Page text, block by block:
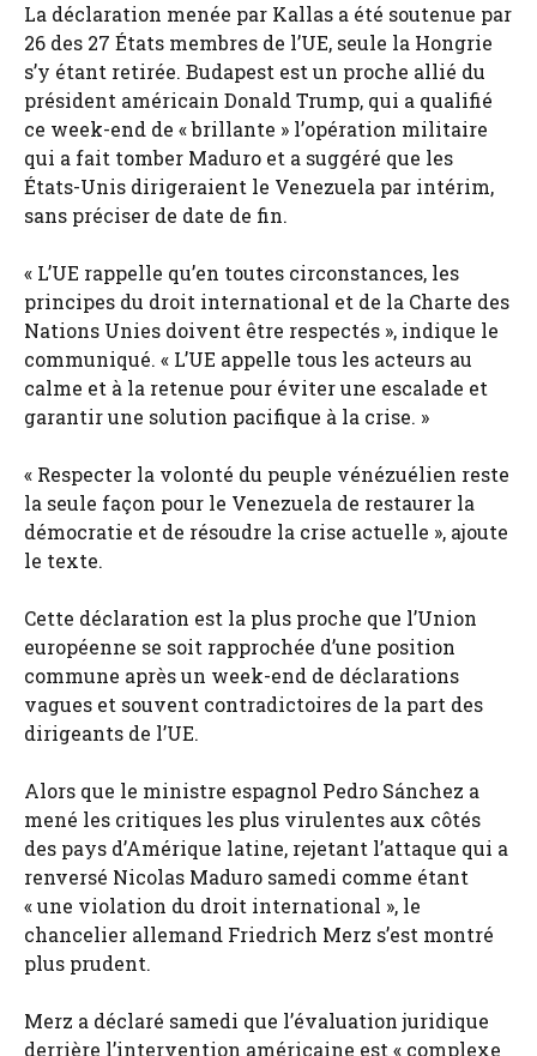
La déclaration menée par Kallas a été soutenue par
26 des 27 États membres de l’UE, seule la Hongrie
s’y étant retirée. Budapest est un proche allié du
président américain Donald Trump, qui a qualifié
ce week-end de « brillante » l’opération militaire
qui a fait tomber Maduro et a suggéré que les
États-Unis dirigeraient le Venezuela par intérim,
sans préciser de date de fin.
« L’UE rappelle qu’en toutes circonstances, les
principes du droit international et de la Charte des
Nations Unies doivent être respectés », indique le
communiqué. « L’UE appelle tous les acteurs au
calme et à la retenue pour éviter une escalade et
garantir une solution pacifique à la crise. »
« Respecter la volonté du peuple vénézuélien reste
la seule façon pour le Venezuela de restaurer la
démocratie et de résoudre la crise actuelle », ajoute
le texte.
Cette déclaration est la plus proche que l’Union
européenne se soit rapprochée d’une position
commune après un week-end de déclarations
vagues et souvent contradictoires de la part des
dirigeants de l’UE.
Alors que le ministre espagnol Pedro Sánchez a
mené les critiques les plus virulentes aux côtés
des pays d’Amérique latine, rejetant l’attaque qui a
renversé Nicolas Maduro samedi comme étant
« une violation du droit international », le
chancelier allemand Friedrich Merz s’est montré
plus prudent.
Merz a déclaré samedi que l’évaluation juridique
derrière l’intervention américaine est « complexe